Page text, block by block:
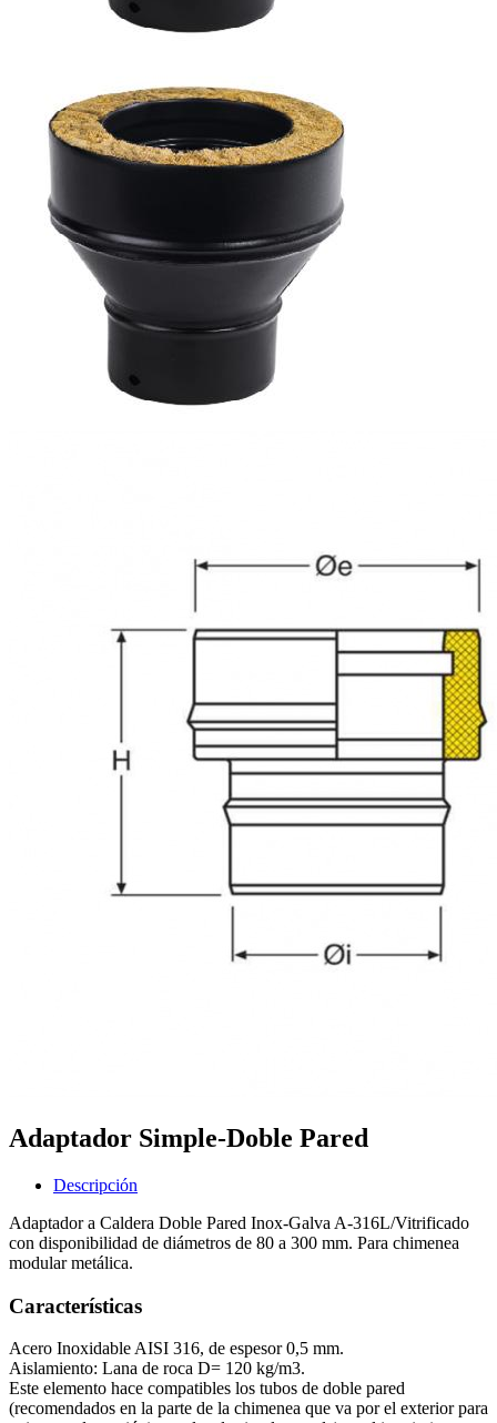
Adaptador Simple-Doble Pared
Descripción
Adaptador a Caldera Doble Pared Inox-Galva A-316L/Vitrificado
con disponibilidad de diámetros de 80 a 300 mm. Para chimenea
modular metálica.
Características
Acero Inoxidable AISI 316, de espesor 0,5 mm.
Aislamiento: Lana de roca D= 120 kg/m3.
Este elemento hace compatibles los tubos de doble pared
(recomendados en la parte de la chimenea que va por el exterior para